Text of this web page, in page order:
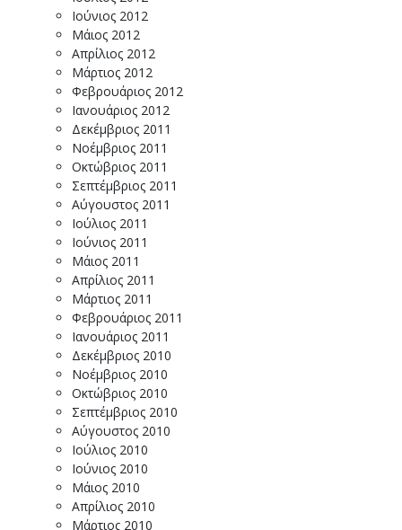
Ιούνιος 2012
Μάιος 2012
Απρίλιος 2012
Μάρτιος 2012
Φεβρουάριος 2012
Ιανουάριος 2012
Δεκέμβριος 2011
Νοέμβριος 2011
Οκτώβριος 2011
Σεπτέμβριος 2011
Αύγουστος 2011
Ιούλιος 2011
Ιούνιος 2011
Μάιος 2011
Απρίλιος 2011
Μάρτιος 2011
Φεβρουάριος 2011
Ιανουάριος 2011
Δεκέμβριος 2010
Νοέμβριος 2010
Οκτώβριος 2010
Σεπτέμβριος 2010
Αύγουστος 2010
Ιούλιος 2010
Ιούνιος 2010
Μάιος 2010
Απρίλιος 2010
Μάρτιος 2010